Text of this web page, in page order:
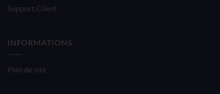
Support Client
INFORMATIONS
Plan de site